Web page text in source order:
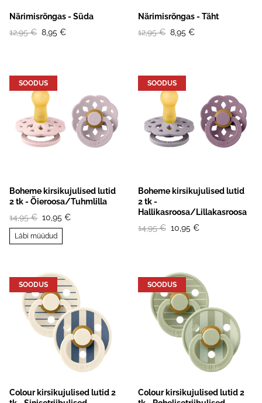
Närimisrõngas - Süda
12,95 € 8,95 €
Närimisrõngas - Täht
12,95 € 8,95 €
SOODUS
Boheme kirsikujulised lutid
2 tk - Õieroosa/Tuhmlilla
14,95 € 10,95 €
Läbi müüdud
SOODUS
Boheme kirsikujulised lutid
2 tk -
Hallikasroosa/Lillakasroosa
14,95 € 10,95 €
SOODUS
Colour kirsikujulised lutid 2
SOODUS
Colour kirsikujulised lutid 2